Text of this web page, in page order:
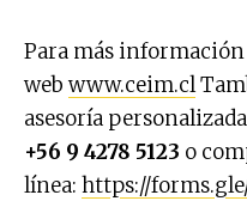
Para más
web www.ceim.cl
asesoría
+56 9 4278 5123 o
línea: https://